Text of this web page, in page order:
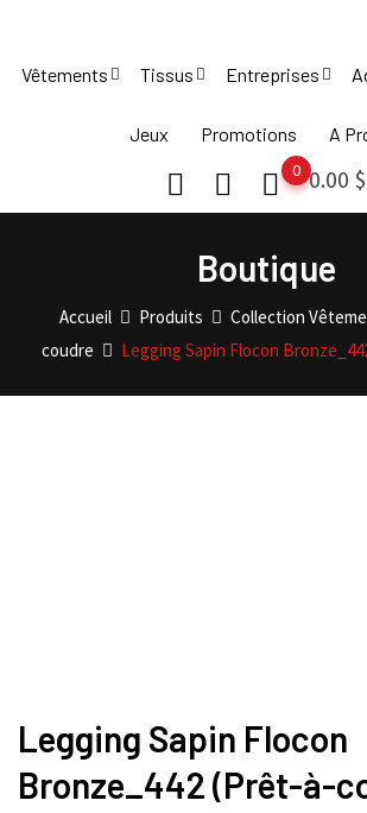
content
Vêtements Tissus Entreprises
Jeux Promotions A
0.00 $
0
Boutique
Accueil Produits Collection
coudre
Legging Sapin Flocon
Legging Sapin Flocon
Bronze_442 (Prêt-à-